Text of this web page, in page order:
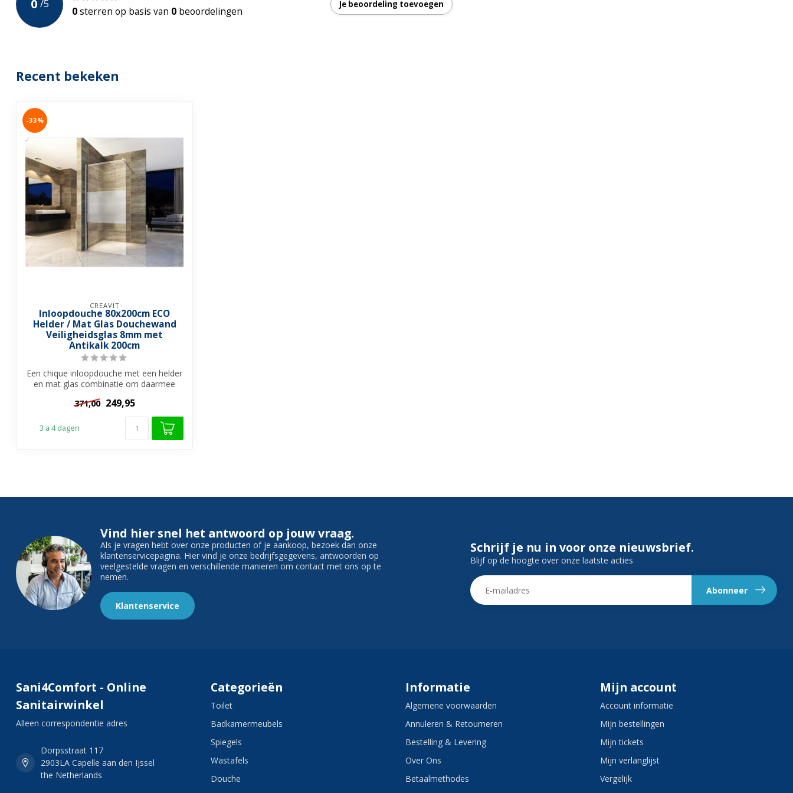
Incl. Stabilisatiestang Ja -1200mm
Profiel verstelbaar
Materiaal profiel
0 /5
0sterren op basis van 0 beoordelingen
Je beoordeling toevoegen
Recent bekeken
-33%
CREAVIT
Inloopdouche 80x200cm ECO
Helder / Mat Glas Douchewand
Veiligheidsglas 8mm met
Antikalk 200cm
Een chique inloopdouche met een helder
en mat glas combinatie om daarmee
371,00 249,95
3 a 4 dagen
Vind hier snel het antwoord op jouw vraag.
Als je vragen hebt over onze producten of je aankoop, bezoek dan onze
klantenservicepagina. Hier vind je onze bedrijfsgegevens, antwoorden op
veelgestelde vragen en verschillende manieren om contact met ons op te
nemen.
Klantenservice
Schrijf je nu in voor onze nieuwsbrief.
Blijf op de hoogte over onze laatste acties
Abonneer
Sani4Comfort - Online
Sanitairwinkel
Alleen correspondentie adres
Dorpsstraat 117
2903LA Capelle aan den Ijssel
the Netherlands
Categorieën
Toilet
Badkamermeubels
Spiegels
Wastafels
Douche
Informatie
Algemene voorwaarden
Annuleren & Retourneren
Bestelling & Levering
Over Ons
Betaalmethodes
Mijn account
Account informatie
Mijn bestellingen
Mijn tickets
Mijn verlanglijst
Vergelijk